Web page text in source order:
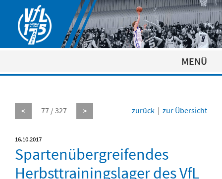
MENÜ
< 77 / 327 > zurück | zur Übersicht
16.10.2017
Spartenübergreifendes
Herbsttrainingslager des VfL